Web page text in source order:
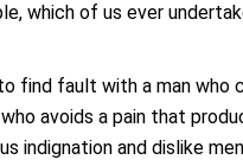
which of us ever
find fault with a man who
avoids a pain that
indignation and dislike